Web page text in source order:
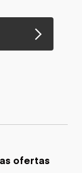
ofertas